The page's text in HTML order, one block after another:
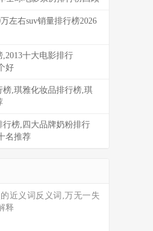
左右suv销量排行榜2026
,2013十大电影排行
好
榜,琪雅化妆品排行榜,琪
行榜,四大品牌奶粉排行
名推荐
近义词反义词,万无一失
释